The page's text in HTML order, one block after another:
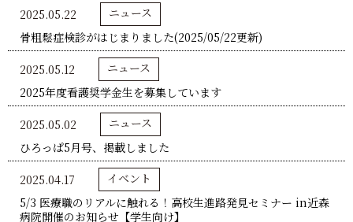
2025.05.22
ニュース
骨粗鬆症検診がはじまりました(2025/05/22更新)
2025.05.12
ニュース
2025年度看護奨学金生を募集しています
2025.05.02
ニュース
ひろっぱ5月号、掲載しました
2025.04.17
イベント
5/3 医療職のリアルに触れる！高校生進路発見セミナー in近森
病院開催のお知らせ【学生向け】